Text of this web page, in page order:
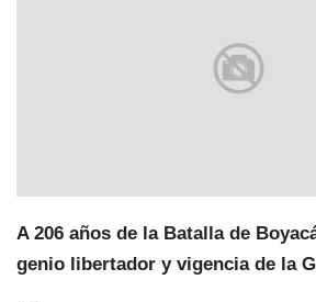
A 206 años de la Batalla de
genio libertador y vigencia de la